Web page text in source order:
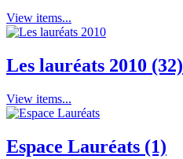
View items...
Les lauréats 2010 (32)
View items...
Espace Lauréats (1)